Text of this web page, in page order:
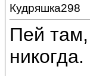
Кудряшка298
Пей там,
никогда.